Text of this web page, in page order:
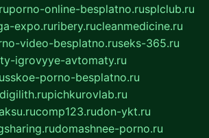
porno-online-besplatno.rusplclub.ru
expo.ruribery.rucleanmedicine.ru
video-besplatno.ruseks-365.ru
igrovyye-avtomaty.ru
porno-besplatno.ru
digilith.rupichkurovlab.ru
comp123.rudon-ykt.ru
domashnee-porno.ru